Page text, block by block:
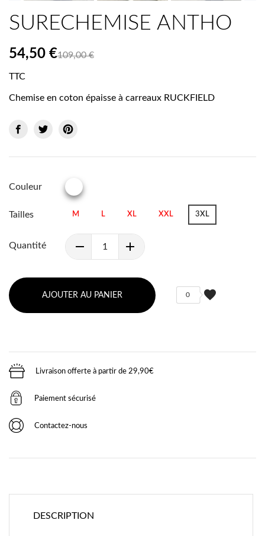
SURECHEMISE ANTHO
54,50 €109,00 €
TTC
Chemise en coton épaisse à carreaux RUCKFIELD
Couleur CARREAU
Tailles M L XL XXL 3XL
Quantité
AJOUTER AU PANIER favorite
0
Livraison offerte à partir de 29,90€
Paiement sécurisé
Contactez-nous
DESCRIPTION